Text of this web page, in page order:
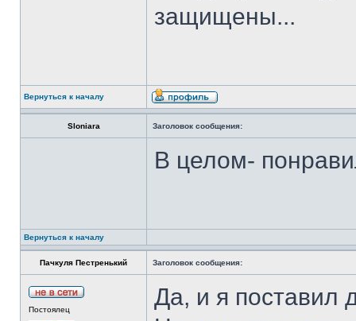
защищены...
Вернуться к началу
Sloniara Заголовок сообщения:
В целом-
Вернуться к началу
Пачкуля Пестренький Заголовок сообщения:
Постоялец
Да, и я поставил